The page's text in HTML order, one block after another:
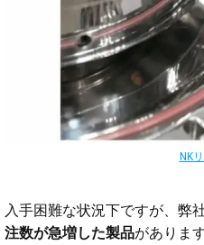
NK
入手困難な状況下ですが、弊
注数が急増した製品があります